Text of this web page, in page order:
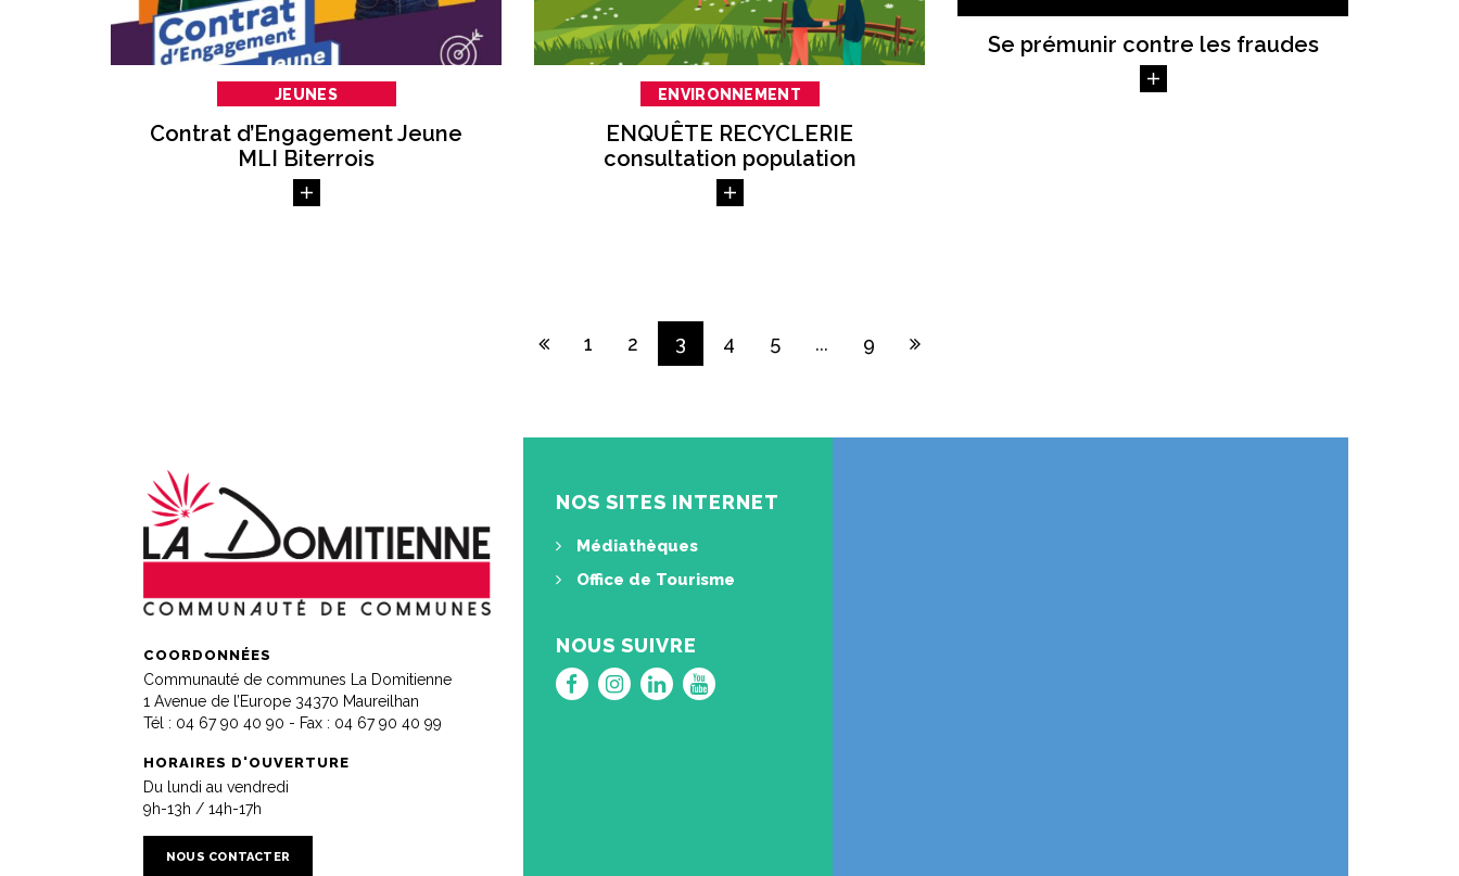
JEUNES
Contrat d’Engagement Jeune
MLI Biterrois
ENVIRONNEMENT
ENQUÊTE RECYCLERIE
consultation population
Se prémunir contre les fraudes
Page
précédente
1 2 3 4 5 ... 9
Page
COORDONNÉES
Communauté de communes La Domitienne
1 Avenue de l’Europe 34370 Maureilhan
Tél : 04 67 90 40 90 - Fax : 04 67 90 40 99
HORAIRES D'OUVERTURE
Du lundi au vendredi
9h-13h / 14h-17h
NOUS CONTACTER
NOS SITES INTERNET
Médiathèques
Office de Tourisme
NOUS SUIVRE
Lien
vers
Lien
vers
Lien
vers
Lien